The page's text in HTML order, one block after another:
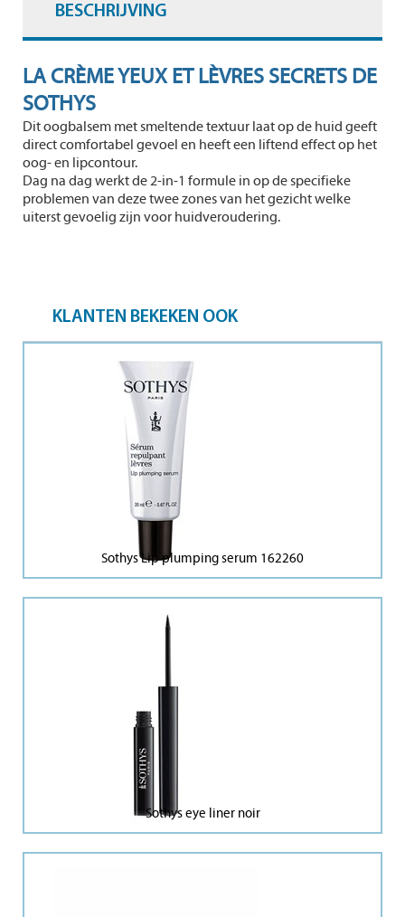
BESCHRIJVING
LA CRÈME YEUX ET LÈVRES SECRETS DE
SOTHYS
Dit oogbalsem met smeltende textuur laat op de huid geeft
direct comfortabel gevoel en heeft een liftend effect op het
oog- en lipcontour.
Dag na dag werkt de 2-in-1 formule in op de specifieke
problemen van deze twee zones van het gezicht welke
uiterst gevoelig zijn voor huidveroudering.
KLANTEN BEKEKEN OOK
Sothys Lip plumping serum 162260
Sothys eye liner noir